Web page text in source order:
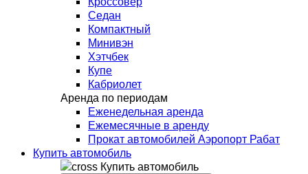
Седан
Компактный
Минивэн
Хэтчбек
Купе
Кабриолет
Аренда по периодам
Еженедельная аренда
Ежемесячные в аренду
Прокат автомобилей Аэропорт Рабат
Купить автомобиль
Купить автомобиль